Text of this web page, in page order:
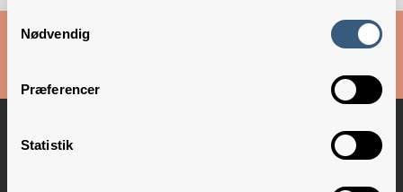
Samtykkevalg
Nødvendig
Præferencer
Statistik
Danske Skoleelever